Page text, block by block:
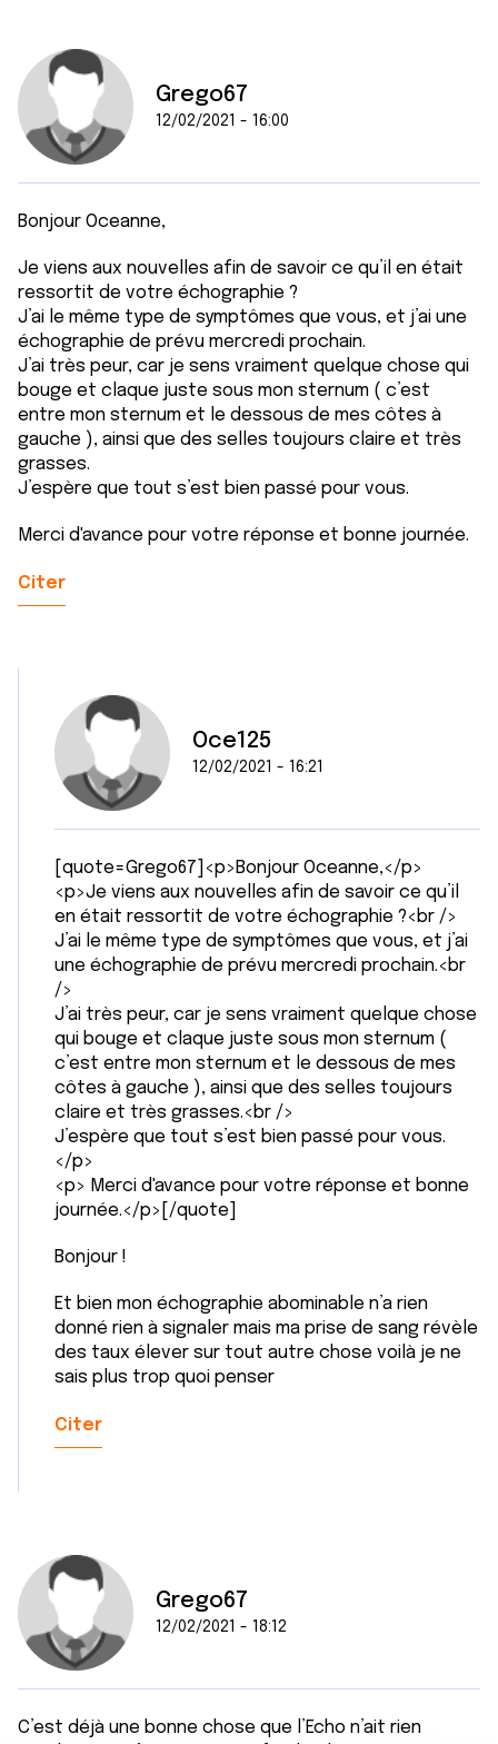
Grego67
12/02/2021 - 16:00
Bonjour Oceanne,
Je viens aux nouvelles afin de savoir ce qu’il en était
ressortit de votre échographie ?
J’ai le même type de symptômes que vous, et j’ai une
échographie de prévu mercredi prochain.
J’ai très peur, car je sens vraiment quelque chose qui
bouge et claque juste sous mon sternum ( c’est
entre mon sternum et le dessous de mes côtes à
gauche ), ainsi que des selles toujours claire et très
grasses.
J’espère que tout s’est bien passé pour vous.
Merci d'avance pour votre réponse et bonne journée.
Citer
Oce125
12/02/2021 - 16:21
[quote=Grego67]<p>Bonjour Oceanne,</p>
<p>Je viens aux nouvelles afin de savoir ce qu’il
en était ressortit de votre échographie ?<br />
J’ai le même type de symptômes que vous, et j’ai
une échographie de prévu mercredi prochain.<br
/>
J’ai très peur, car je sens vraiment quelque chose
qui bouge et claque juste sous mon sternum (
c’est entre mon sternum et le dessous de mes
côtes à gauche ), ainsi que des selles toujours
claire et très grasses.<br />
J’espère que tout s’est bien passé pour vous.
</p>
<p> Merci d'avance pour votre réponse et bonne
journée.</p>[/quote]
Bonjour !
Et bien mon échographie abominable n’a rien
donné rien à signaler mais ma prise de sang révèle
des taux élever sur tout autre chose voilà je ne
sais plus trop quoi penser
Citer
Grego67
12/02/2021 - 18:12
C’est déjà une bonne chose que l’Echo n’ait rien